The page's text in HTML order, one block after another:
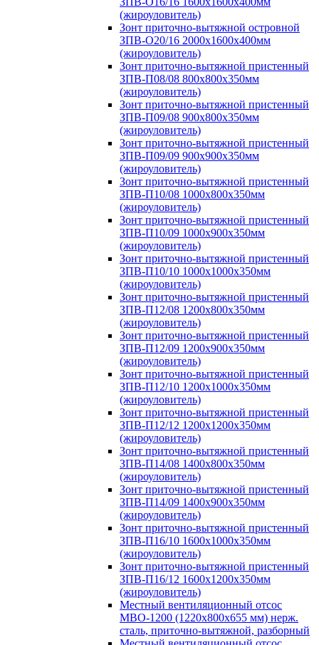
(жироуловитель)
Зонт приточно-вытяжной островной
ЗПВ-О20/16 2000х1600х400мм
(жироуловитель)
Зонт приточно-вытяжной пристенный
ЗПВ-П08/08 800х800х350мм
(жироуловитель)
Зонт приточно-вытяжной пристенный
ЗПВ-П09/08 900х800х350мм
(жироуловитель)
Зонт приточно-вытяжной пристенный
ЗПВ-П09/09 900х900х350мм
(жироуловитель)
Зонт приточно-вытяжной пристенный
ЗПВ-П10/08 1000х800х350мм
(жироуловитель)
Зонт приточно-вытяжной пристенный
ЗПВ-П10/09 1000х900х350мм
(жироуловитель)
Зонт приточно-вытяжной пристенный
ЗПВ-П10/10 1000х1000х350мм
(жироуловитель)
Зонт приточно-вытяжной пристенный
ЗПВ-П12/08 1200х800х350мм
(жироуловитель)
Зонт приточно-вытяжной пристенный
ЗПВ-П12/09 1200х900х350мм
(жироуловитель)
Зонт приточно-вытяжной пристенный
ЗПВ-П12/10 1200х1000х350мм
(жироуловитель)
Зонт приточно-вытяжной пристенный
ЗПВ-П12/12 1200х1200х350мм
(жироуловитель)
Зонт приточно-вытяжной пристенный
ЗПВ-П14/08 1400х800х350мм
(жироуловитель)
Зонт приточно-вытяжной пристенный
ЗПВ-П14/09 1400х900х350мм
(жироуловитель)
Зонт приточно-вытяжной пристенный
ЗПВ-П16/10 1600х1000х350мм
(жироуловитель)
Зонт приточно-вытяжной пристенный
ЗПВ-П16/12 1600х1200х350мм
(жироуловитель)
Местный вентиляционный отсос
МВО-1200 (1220х800х655 мм) нерж.
сталь, приточно-вытяжной, разборный